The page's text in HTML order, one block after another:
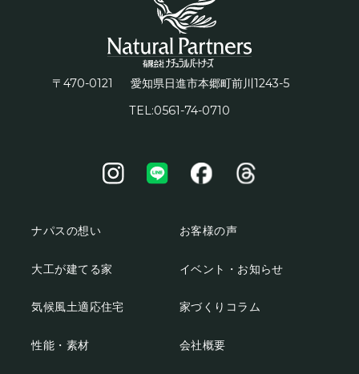
〒470-0121 愛知県日進市本郷町前川1243-5
TEL:0561-74-0710
ナパスの想い
大工が建てる家
気候風土適応住宅
性能・素材
お客様の声
イベント・お知らせ
家づくりコラム
会社概要